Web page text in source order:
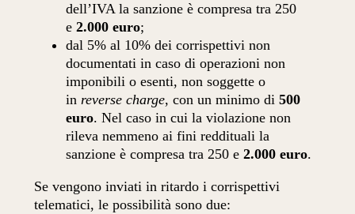
dell’IVA la sanzione è compresa tra 250
e2.000 euro;
dal 5% al 10% dei corrispettivi non
documentati in caso di operazioni non
imponibili o esenti, non soggette o
inreverse charge, con un minimo di500
euro. Nel caso in cui la violazione non
rileva nemmeno ai fini reddituali la
sanzione è compresa tra 250 e2.000 euro.
Se vengono inviati in ritardo i corrispettivi
telematici, le possibilità sono due: